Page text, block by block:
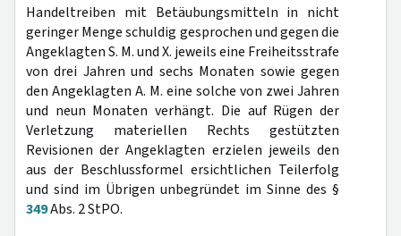
Handeltreiben mit Betäubungsmitteln in nicht
geringer Menge schuldig gesprochen und gegen die
Angeklagten S. M. und X. jeweils eine Freiheitsstrafe
von drei Jahren und sechs Monaten sowie gegen
den Angeklagten A. M. eine solche von zwei Jahren
und neun Monaten verhängt. Die auf Rügen der
Verletzung materiellen Rechts gestützten
Revisionen der Angeklagten erzielen jeweils den
aus der Beschlussformel ersichtlichen Teilerfolg
und sind im Übrigen unbegründet im Sinne des §
349Abs. 2 StPO.